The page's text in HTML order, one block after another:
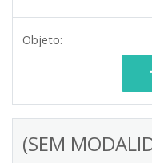
Objeto:
(SEM